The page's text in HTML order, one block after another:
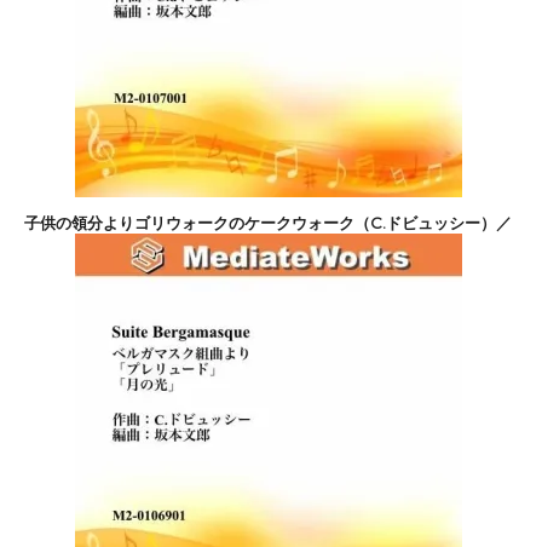
子供の領分よりゴリウォークのケークウォーク（C.ドビュッシー）／
木管5重奏
4,400円(税込)